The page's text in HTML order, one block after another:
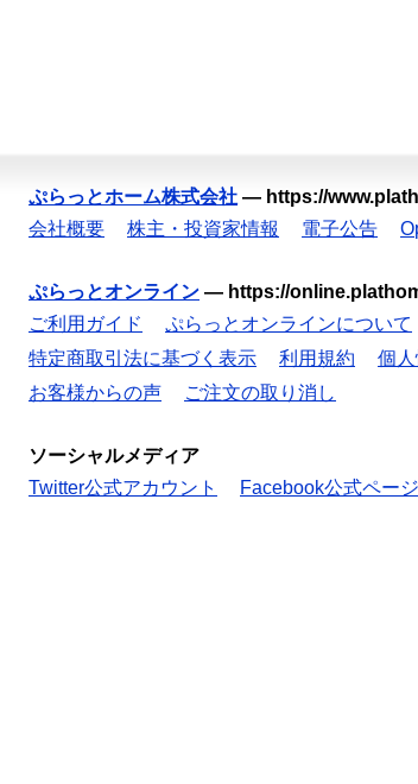
ぷらっとホーム株式会社 — https://
会社概要
株主・投資家情報 電子公告
ぷらっとオンライン — https://
ご利用ガイド
ぷらっとオンラインについて
特定商取引法に基づく表示
利用規約 個
お客様からの声
ご注文の取り消し
ソーシャルメディア
Twitter公式アカウント
Facebook公式ページ